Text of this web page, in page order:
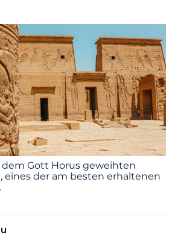
Gott Horus geweihten
eines der am besten erhaltenen